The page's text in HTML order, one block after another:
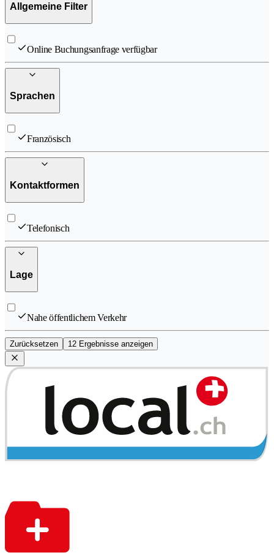
Allgemeine Filter
Online Buchungsanfrage verfügbar
Sprachen
Französisch
Kontaktformen
Telefonisch
Lage
Nahe öffentlichem Verkehr
Zurücksetzen 12 Ergebnisse anzeigen